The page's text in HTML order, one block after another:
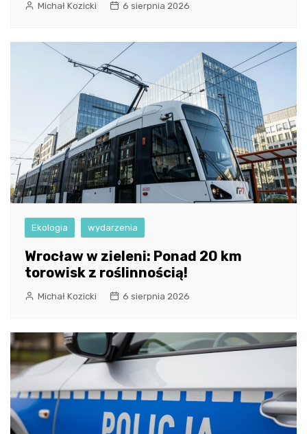
Michał Kozicki 6 sierpnia 2026
Ekologia wydarzenia
Wrocław w zieleni: Ponad 20 km
torowisk z roślinnością!
Michał Kozicki 6 sierpnia 2026